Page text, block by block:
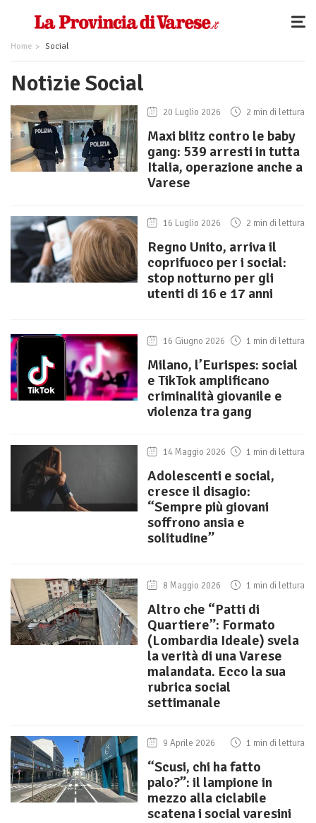
Home Social
Notizie Social
20 Luglio 2026 2 min di lettura
Maxi blitz contro le baby
gang: 539 arresti in tutta
Italia, operazione anche a
Varese
16 Luglio 2026 2 min di lettura
Regno Unito, arriva il
coprifuoco per i social:
stop notturno per gli
utenti di 16 e 17 anni
16 Giugno 2026 1 min di lettura
Milano, l’Eurispes: social
e TikTok amplificano
criminalità giovanile e
violenza tra gang
14 Maggio 2026 1 min di lettura
Adolescenti e social,
cresce il disagio:
“Sempre più giovani
soffrono ansia e
solitudine”
8 Maggio 2026 1 min di lettura
Altro che “Patti di
Quartiere”: Formato
(Lombardia Ideale) svela
la verità di una Varese
malandata. Ecco la sua
rubrica social
settimanale
9 Aprile 2026 1 min di lettura
“Scusi, chi ha fatto
palo?”: il lampione in
mezzo alla ciclabile
scatena i social varesini